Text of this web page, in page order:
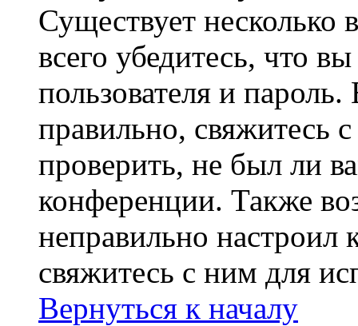
Существует
всего убедитесь, что
пользователя и
правильно, свяжитесь
проверить, не был ли
конференции. Также
неправильно
свяжитесь с ним для
Вернуться к началу